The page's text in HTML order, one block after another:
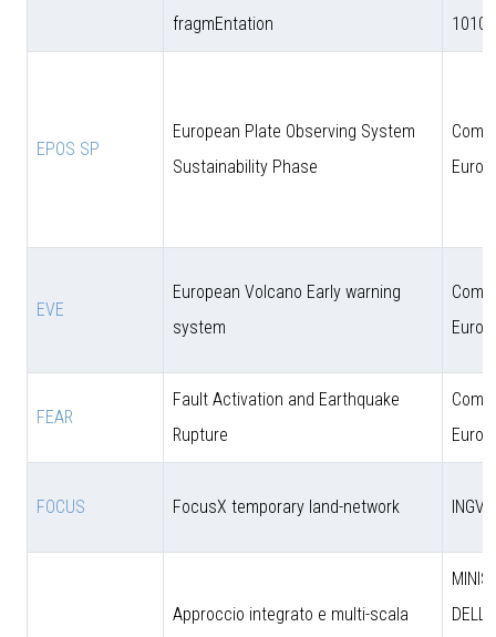
fragmEntation
EPOS SP
European Plate Observing System
Sustainability Phase
EVE
European Volcano Early warning
system
FEAR
Fault Activation and Earthquake
Rupture
FOCUS FocusX temporary land-network INGV
Approccio integrato e multi-scala